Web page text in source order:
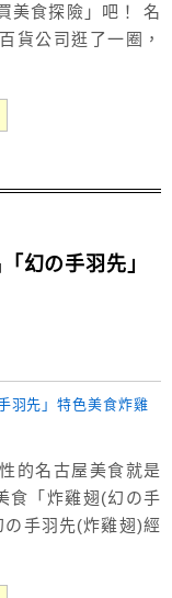
美食探險」吧！ 名
貨公司逛了一圈，
吃得超滿足的亂買
幻の手羽先」
的名古屋美食就是
食「炸雞翅(幻の手
手羽先(炸雞翅)經